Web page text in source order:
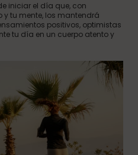
iniciar el día que, con
y tu mente, los mantendrá
positivos, optimistas
tu día en un cuerpo atento y